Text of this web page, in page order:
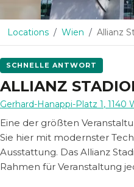
Locations Wien Allianz
SCHNELLE ANTWORT
ALLIANZ
Gerhard-Hanappi-Platz 1, 1140
Eine der größten
Sie hier mit modernster
Ausstattung. Das Allianz
Rahmen für Veranstaltung